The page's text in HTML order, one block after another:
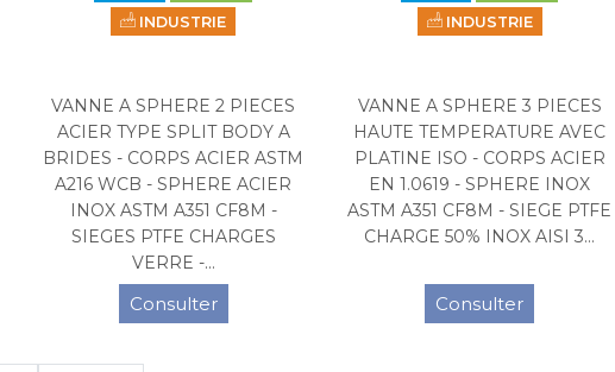
INDUSTRIE
VANNE A SPHERE 2 PIECES
ACIER TYPE SPLIT BODY A
BRIDES - CORPS ACIER ASTM
A216 WCB - SPHERE ACIER
INOX ASTM A351 CF8M -
SIEGES PTFE CHARGES
VERRE -...
Consulter
INDUSTRIE
VANNE A SPHERE 3 PIECES
HAUTE TEMPERATURE AVEC
PLATINE ISO - CORPS ACIER
EN 1.0619 - SPHERE INOX
ASTM A351 CF8M - SIEGE PTFE
CHARGE 50% INOX AISI 3...
Consulter